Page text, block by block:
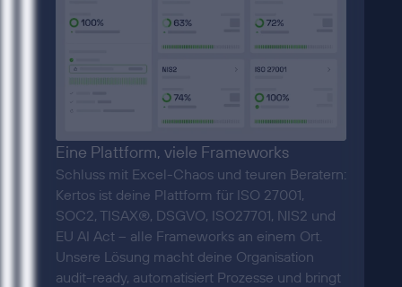
Eine Plattform, viele Frameworks
Schluss mit Excel-Chaos und teuren Beratern:
Kertos ist deine Plattform für ISO 27001,
SOC2, TISAX®, DSGVO, ISO27701, NIS2 und
EU AI Act – alle Frameworks an einem Ort.
Unsere Lösung macht deine Organisation
audit-ready, automatisiert Prozesse und bringt